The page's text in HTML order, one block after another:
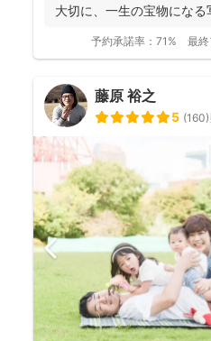
大切に、一生の宝物になる
予約承諾率： 71% 最終
藤原 裕之
5 (160)